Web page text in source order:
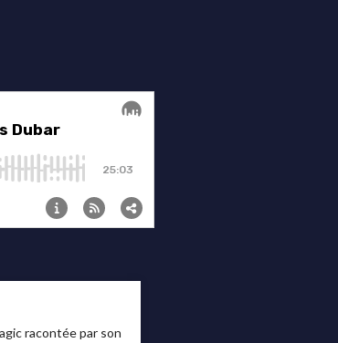
racontée par son